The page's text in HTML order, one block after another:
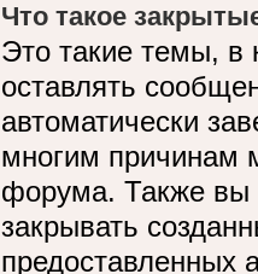
Что такое
Это такие темы, в
оставлять
автоматически
многим причинам
форума. Также вы
закрывать
предоставленных